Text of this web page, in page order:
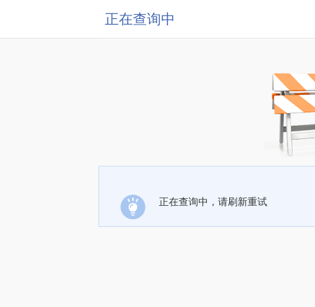
正在查询中
正在查询中，请刷新重试